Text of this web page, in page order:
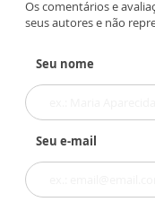
Os comentários e
seus autores e não
Seu nome
Seu e-mail